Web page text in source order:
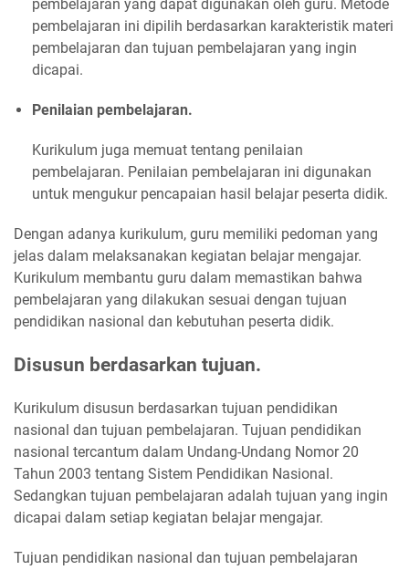
pembelajaran yang dapat digunakan oleh guru. Metode
pembelajaran ini dipilih berdasarkan karakteristik materi
pembelajaran dan tujuan pembelajaran yang ingin
dicapai.
Penilaian pembelajaran.
Kurikulum juga memuat tentang penilaian
pembelajaran. Penilaian pembelajaran ini digunakan
untuk mengukur pencapaian hasil belajar peserta didik.
Dengan adanya kurikulum, guru memiliki pedoman yang
jelas dalam melaksanakan kegiatan belajar mengajar.
Kurikulum membantu guru dalam memastikan bahwa
pembelajaran yang dilakukan sesuai dengan tujuan
pendidikan nasional dan kebutuhan peserta didik.
Disusun berdasarkan tujuan.
Kurikulum disusun berdasarkan tujuan pendidikan
nasional dan tujuan pembelajaran. Tujuan pendidikan
nasional tercantum dalam Undang-Undang Nomor 20
Tahun 2003 tentang Sistem Pendidikan Nasional.
Sedangkan tujuan pembelajaran adalah tujuan yang ingin
dicapai dalam setiap kegiatan belajar mengajar.
Tujuan pendidikan nasional dan tujuan pembelajaran